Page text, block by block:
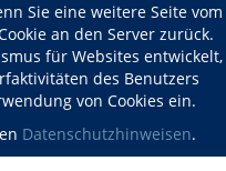
Sie eine weitere Seite vom
an den Server zurück.
für Websites
des Benutzers
von Cookies ein.
Datenschutzhinweisen.